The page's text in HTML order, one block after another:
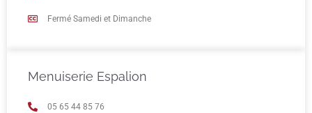
Fermé Samedi et Dimanche
Menuiserie Espalion
05 65 44 85 76